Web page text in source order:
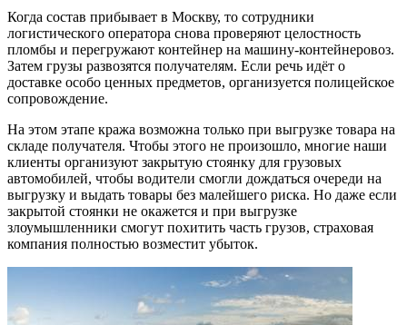
Когда состав прибывает в Москву, то сотрудники
логистического оператора снова проверяют целостность
пломбы и перегружают контейнер на машину-контейнеровоз.
Затем грузы развозятся получателям. Если речь идёт о
доставке особо ценных предметов, организуется полицейское
сопровождение.
На этом этапе кража возможна только при выгрузке товара на
складе получателя. Чтобы этого не произошло, многие наши
клиенты организуют закрытую стоянку для грузовых
автомобилей, чтобы водители смогли дождаться очереди на
выгрузку и выдать товары без малейшего риска. Но даже если
закрытой стоянки не окажется и при выгрузке
злоумышленники смогут похитить часть грузов, страховая
компания полностью возместит убыток.